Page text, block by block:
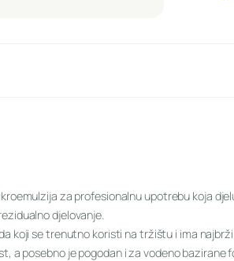
za profesionalnu upotrebu koja
djelovanje.
koji se trenutno koristi na tržištu i ima
a posebno je pogodan i za vodeno bazirane